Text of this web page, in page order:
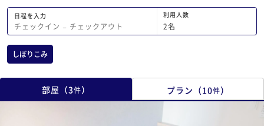
ここの宿には悪いイ
ッキリ言って
日程を入力
チェックイン − チェックアウト
利用人数
2名
しぼりこみ
部屋 （3件） プラン （10件）